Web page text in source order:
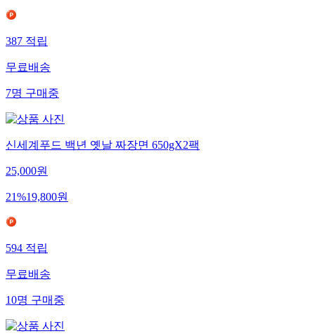
387적립
무료배송
7명구매중
신세계푸드 백년 옛날 짜장면 650gX2팩
25,000원
21%19,800원
594적립
무료배송
10명구매중